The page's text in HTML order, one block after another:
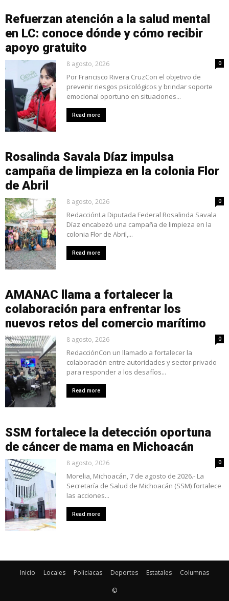
Refuerzan atención a la salud mental
en LC: conoce dónde y cómo recibir
apoyo gratuito
8 agosto, 2026 0
Por Francisco Rivera CruzCon el objetivo de
prevenir riesgos psicológicos y brindar soporte
emocional oportuno en situaciones...
Read more
Rosalinda Savala Díaz impulsa
campaña de limpieza en la colonia Flor
de Abril
8 agosto, 2026 0
RedacciónLa Diputada Federal Rosalinda Savala
Díaz encabezó una campaña de limpieza en la
colonia Flor de Abril,...
Read more
AMANAC llama a fortalecer la
colaboración para enfrentar los
nuevos retos del comercio marítimo
8 agosto, 2026 0
RedacciónCon un llamado a fortalecer la
colaboración entre autoridades y sector privado
para responder a los desafíos...
Read more
SSM fortalece la detección oportuna
de cáncer de mama en Michoacán
8 agosto, 2026 0
Morelia, Michoacán, 7 de agosto de 2026.- La
Secretaría de Salud de Michoacán (SSM) fortalece
las acciones...
Read more
Inicio Locales Policiacas Deportes Estatales Columnas
©